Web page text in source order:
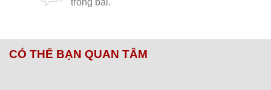
CÓ THỂ BẠN QUAN TÂM